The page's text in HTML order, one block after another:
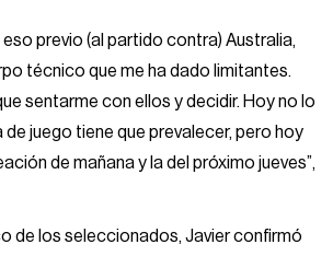
eso previo (al partido contra) Australia,
técnico que me ha dado limitantes.
sentarme con ellos y decidir. Hoy no lo
de juego tiene que prevalecer, pero hoy
de mañana y la del próximo jueves”,
de los seleccionados, Javier confirmó